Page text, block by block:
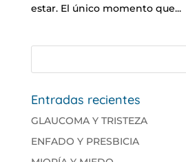
estar. El único momento que...
Entradas recientes
GLAUCOMA Y TRISTEZA
ENFADO Y PRESBICIA